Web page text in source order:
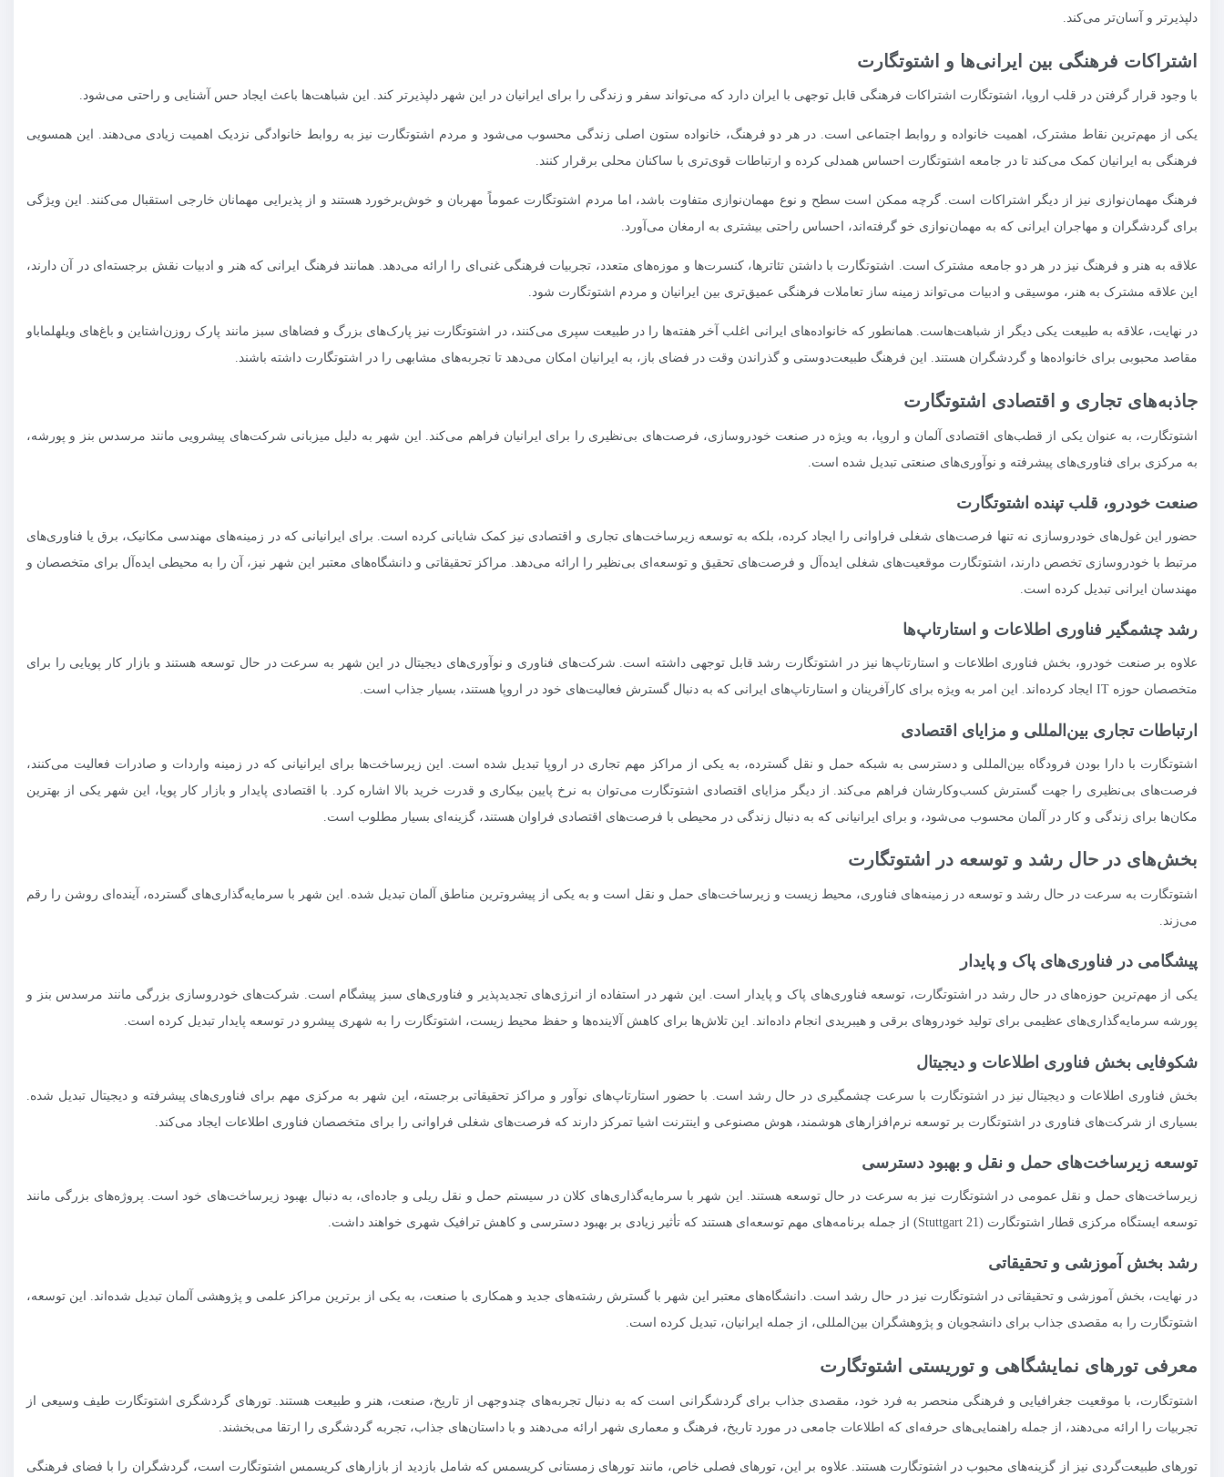
دلپذیرتر و آسان‌تر می‌کند.
اشتراکات فرهنگی بین ایرانی‌ها و اشتوتگارت
با وجود قرار گرفتن در قلب اروپا، اشتوتگارت اشتراکات فرهنگی قابل توجهی با ایران دارد که می‌تواند سفر و زندگی را برای ایرانیان در این شهر دلپذیرتر کند. این شباهت‌ها باعث ایجاد حس آشنایی و راحتی می‌شود.
یکی از مهم‌ترین نقاط مشترک، اهمیت خانواده و روابط اجتماعی است. در هر دو فرهنگ، خانواده ستون اصلی زندگی محسوب می‌شود و مردم اشتوتگارت نیز به روابط خانوادگی نزدیک اهمیت زیادی می‌دهند. این همسویی
فرهنگی به ایرانیان کمک می‌کند تا در جامعه اشتوتگارت احساس همدلی کرده و ارتباطات قوی‌تری با ساکنان محلی برقرار کنند.
فرهنگ مهمان‌نوازی نیز از دیگر اشتراکات است. گرچه ممکن است سطح و نوع مهمان‌نوازی متفاوت باشد، اما مردم اشتوتگارت عموماً مهربان و خوش‌برخورد هستند و از پذیرایی مهمانان خارجی استقبال می‌کنند. این ویژگی
برای گردشگران و مهاجران ایرانی که به مهمان‌نوازی خو گرفته‌اند، احساس راحتی بیشتری به ارمغان می‌آورد.
علاقه به هنر و فرهنگ نیز در هر دو جامعه مشترک است. اشتوتگارت با داشتن تئاترها، کنسرت‌ها و موزه‌های متعدد، تجربیات فرهنگی غنی‌ای را ارائه می‌دهد. همانند فرهنگ ایرانی که هنر و ادبیات نقش برجسته‌ای در آن دارند،
این علاقه مشترک به هنر، موسیقی و ادبیات می‌تواند زمینه ساز تعاملات فرهنگی عمیق‌تری بین ایرانیان و مردم اشتوتگارت شود.
در نهایت، علاقه به طبیعت یکی دیگر از شباهت‌هاست. همانطور که خانواده‌های ایرانی اغلب آخر هفته‌ها را در طبیعت سپری می‌کنند، در اشتوتگارت نیز پارک‌های بزرگ و فضاهای سبز مانند پارک روزن‌اشتاین و باغ‌های ویلهلماباو
مقاصد محبوبی برای خانواده‌ها و گردشگران هستند. این فرهنگ طبیعت‌دوستی و گذراندن وقت در فضای باز، به ایرانیان امکان می‌دهد تا تجربه‌های مشابهی را در اشتوتگارت داشته باشند.
جاذبه‌های تجاری و اقتصادی اشتوتگارت
اشتوتگارت، به عنوان یکی از قطب‌های اقتصادی آلمان و اروپا، به ویژه در صنعت خودروسازی، فرصت‌های بی‌نظیری را برای ایرانیان فراهم می‌کند. این شهر به دلیل میزبانی شرکت‌های پیشرویی مانند مرسدس بنز و پورشه،
به مرکزی برای فناوری‌های پیشرفته و نوآوری‌های صنعتی تبدیل شده است.
صنعت خودرو، قلب تپنده اشتوتگارت
حضور این غول‌های خودروسازی نه تنها فرصت‌های شغلی فراوانی را ایجاد کرده، بلکه به توسعه زیرساخت‌های تجاری و اقتصادی نیز کمک شایانی کرده است. برای ایرانیانی که در زمینه‌های مهندسی مکانیک، برق یا فناوری‌های
مرتبط با خودروسازی تخصص دارند، اشتوتگارت موقعیت‌های شغلی ایده‌آل و فرصت‌های تحقیق و توسعه‌ای بی‌نظیر را ارائه می‌دهد. مراکز تحقیقاتی و دانشگاه‌های معتبر این شهر نیز، آن را به محیطی ایده‌آل برای متخصصان و
مهندسان ایرانی تبدیل کرده است.
رشد چشمگیر فناوری اطلاعات و استارتاپ‌ها
علاوه بر صنعت خودرو، بخش فناوری اطلاعات و استارتاپ‌ها نیز در اشتوتگارت رشد قابل توجهی داشته است. شرکت‌های فناوری و نوآوری‌های دیجیتال در این شهر به سرعت در حال توسعه هستند و بازار کار پویایی را برای
متخصصان حوزه IT ایجاد کرده‌اند. این امر به ویژه برای کارآفرینان و استارتاپ‌های ایرانی که به دنبال گسترش فعالیت‌های خود در اروپا هستند، بسیار جذاب است.
ارتباطات تجاری بین‌المللی و مزایای اقتصادی
اشتوتگارت با دارا بودن فرودگاه بین‌المللی و دسترسی به شبکه حمل و نقل گسترده، به یکی از مراکز مهم تجاری در اروپا تبدیل شده است. این زیرساخت‌ها برای ایرانیانی که در زمینه واردات و صادرات فعالیت می‌کنند،
فرصت‌های بی‌نظیری را جهت گسترش کسب‌وکارشان فراهم می‌کند. از دیگر مزایای اقتصادی اشتوتگارت می‌توان به نرخ پایین بیکاری و قدرت خرید بالا اشاره کرد. با اقتصادی پایدار و بازار کار پویا، این شهر یکی از بهترین
مکان‌ها برای زندگی و کار در آلمان محسوب می‌شود، و برای ایرانیانی که به دنبال زندگی در محیطی با فرصت‌های اقتصادی فراوان هستند، گزینه‌ای بسیار مطلوب است.
بخش‌های در حال رشد و توسعه در اشتوتگارت
اشتوتگارت به سرعت در حال رشد و توسعه در زمینه‌های فناوری، محیط زیست و زیرساخت‌های حمل و نقل است و به یکی از پیشروترین مناطق آلمان تبدیل شده. این شهر با سرمایه‌گذاری‌های گسترده، آینده‌ای روشن را رقم
می‌زند.
پیشگامی در فناوری‌های پاک و پایدار
یکی از مهم‌ترین حوزه‌های در حال رشد در اشتوتگارت، توسعه فناوری‌های پاک و پایدار است. این شهر در استفاده از انرژی‌های تجدیدپذیر و فناوری‌های سبز پیشگام است. شرکت‌های خودروسازی بزرگی مانند مرسدس بنز و
پورشه سرمایه‌گذاری‌های عظیمی برای تولید خودروهای برقی و هیبریدی انجام داده‌اند. این تلاش‌ها برای کاهش آلاینده‌ها و حفظ محیط زیست، اشتوتگارت را به شهری پیشرو در توسعه پایدار تبدیل کرده است.
شکوفایی بخش فناوری اطلاعات و دیجیتال
بخش فناوری اطلاعات و دیجیتال نیز در اشتوتگارت با سرعت چشمگیری در حال رشد است. با حضور استارتاپ‌های نوآور و مراکز تحقیقاتی برجسته، این شهر به مرکزی مهم برای فناوری‌های پیشرفته و دیجیتال تبدیل شده.
بسیاری از شرکت‌های فناوری در اشتوتگارت بر توسعه نرم‌افزارهای هوشمند، هوش مصنوعی و اینترنت اشیا تمرکز دارند که فرصت‌های شغلی فراوانی را برای متخصصان فناوری اطلاعات ایجاد می‌کند.
توسعه زیرساخت‌های حمل و نقل و بهبود دسترسی
زیرساخت‌های حمل و نقل عمومی در اشتوتگارت نیز به سرعت در حال توسعه هستند. این شهر با سرمایه‌گذاری‌های کلان در سیستم حمل و نقل ریلی و جاده‌ای، به دنبال بهبود زیرساخت‌های خود است. پروژه‌های بزرگی مانند
توسعه ایستگاه مرکزی قطار اشتوتگارت (Stuttgart 21) از جمله برنامه‌های مهم توسعه‌ای هستند که تأثیر زیادی بر بهبود دسترسی و کاهش ترافیک شهری خواهند داشت.
رشد بخش آموزشی و تحقیقاتی
در نهایت، بخش آموزشی و تحقیقاتی در اشتوتگارت نیز در حال رشد است. دانشگاه‌های معتبر این شهر با گسترش رشته‌های جدید و همکاری با صنعت، به یکی از برترین مراکز علمی و پژوهشی آلمان تبدیل شده‌اند. این توسعه،
اشتوتگارت را به مقصدی جذاب برای دانشجویان و پژوهشگران بین‌المللی، از جمله ایرانیان، تبدیل کرده است.
معرفی تورهای نمایشگاهی و توریستی اشتوتگارت
اشتوتگارت، با موقعیت جغرافیایی و فرهنگی منحصر به فرد خود، مقصدی جذاب برای گردشگرانی است که به دنبال تجربه‌های چندوجهی از تاریخ، صنعت، هنر و طبیعت هستند. تورهای گردشگری اشتوتگارت طیف وسیعی از
تجربیات را ارائه می‌دهند، از جمله راهنمایی‌های حرفه‌ای که اطلاعات جامعی در مورد تاریخ، فرهنگ و معماری شهر ارائه می‌دهند و با داستان‌های جذاب، تجربه گردشگری را ارتقا می‌بخشند.
تورهای طبیعت‌گردی نیز از گزینه‌های محبوب در اشتوتگارت هستند. علاوه بر این، تورهای فصلی خاص، مانند تورهای زمستانی کریسمس که شامل بازدید از بازارهای کریسمس اشتوتگارت است، گردشگران را با فضای فرهنگی